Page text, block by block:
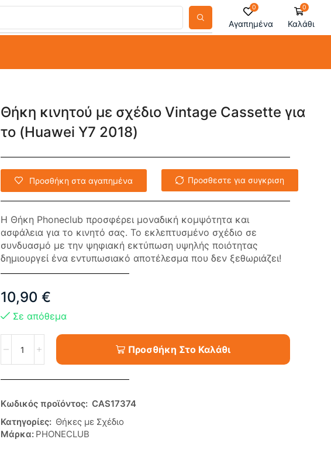
0
Αγαπημένα
0
Καλάθι
Θήκη κινητού με σχέδιο Vintage Cassette για
το (Huawei Y7 2018)
Προσθήκη στα αγαπημένα Προσθεστε για συγκριση
Η Θήκη Phoneclub προσφέρει μοναδική κομψότητα και
ασφάλεια για το κινητό σας. Το εκλεπτυσμένο σχέδιο σε
συνδυασμό με την ψηφιακή εκτύπωση υψηλής ποιότητας
δημιουργεί ένα εντυπωσιακό αποτέλεσμα που δεν ξεθωριάζει!
10,90 €
Σε απόθεμα
Προσθήκη Στο Καλάθι
Κωδικός προϊόντος: CAS17374
Κατηγορίες: Θήκες με Σχέδιο
Μάρκα: PHONECLUB